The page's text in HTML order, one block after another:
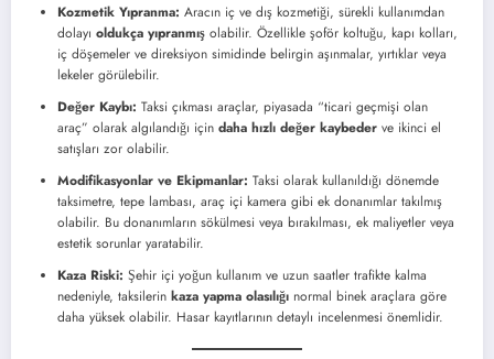
Kozmetik Yıpranma: Aracın iç ve dış kozmetiği, sürekli kullanımdan
dolayı oldukça yıpranmış olabilir. Özellikle şoför koltuğu, kapı kolları,
iç döşemeler ve direksiyon simidinde belirgin aşınmalar, yırtıklar veya
lekeler görülebilir.
Değer Kaybı: Taksi çıkması araçlar, piyasada “ticari geçmişi olan
araç” olarak algılandığı için daha hızlı değer kaybeder ve ikinci el
satışları zor olabilir.
Modifikasyonlar ve Ekipmanlar: Taksi olarak kullanıldığı dönemde
taksimetre, tepe lambası, araç içi kamera gibi ek donanımlar takılmış
olabilir. Bu donanımların sökülmesi veya bırakılması, ek maliyetler veya
estetik sorunlar yaratabilir.
Kaza Riski: Şehir içi yoğun kullanım ve uzun saatler trafikte kalma
nedeniyle, taksilerin kaza yapma olasılığı normal binek araçlara göre
daha yüksek olabilir. Hasar kayıtlarının detaylı incelenmesi önemlidir.